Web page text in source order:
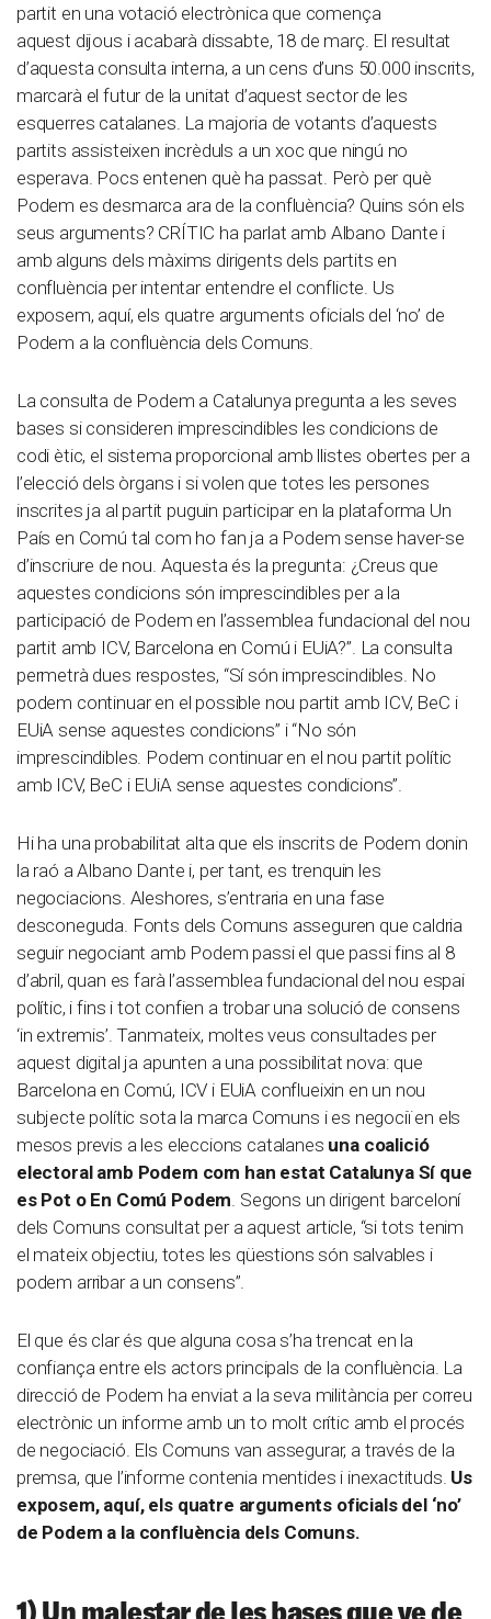
partit en una votació electrònica que comença
aquest dijous i acabarà dissabte, 18 de març. El resultat
d’aquesta consulta interna, a un cens d’uns 50.000 inscrits,
marcarà el futur de la unitat d’aquest sector de les
esquerres catalanes. La majoria de votants d’aquests
partits assisteixen incrèduls a un xoc que ningú no
esperava. Pocs entenen què ha passat. Però per què
Podem es desmarca ara de la confluència? Quins són els
seus arguments? CRÍTIC ha parlat amb Albano Dante i
amb alguns dels màxims dirigents dels partits en
confluència per intentar entendre el conflicte. Us
exposem, aquí, els quatre arguments oficials del ‘no’ de
Podem a la confluència dels Comuns.
La consulta de Podem a Catalunya pregunta a les seves
bases si consideren imprescindibles les condicions de
codi ètic, el sistema proporcional amb llistes obertes per a
l’elecció dels òrgans i si volen que totes les persones
inscrites ja al partit puguin participar en la plataforma Un
País en Comú tal com ho fan ja a Podem sense haver-se
d’inscriure de nou. Aquesta és la pregunta: ¿Creus que
aquestes condicions són imprescindibles per a la
participació de Podem en l’assemblea fundacional del nou
partit amb ICV, Barcelona en Comú i EUiA?”. La consulta
permetrà dues respostes, “Sí són imprescindibles. No
podem continuar en el possible nou partit amb ICV, BeC i
EUiA sense aquestes condicions” i “No són
imprescindibles. Podem continuar en el nou partit polític
amb ICV, BeC i EUiA sense aquestes condicions”.
Hi ha una probabilitat alta que els inscrits de Podem donin
la raó a Albano Dante i, per tant, es trenquin les
negociacions. Aleshores, s’entraria en una fase
desconeguda. Fonts dels Comuns asseguren que caldria
seguir negociant amb Podem passi el que passi fins al 8
d’abril, quan es farà l’assemblea fundacional del nou espai
polític, i fins i tot confien a trobar una solució de consens
‘in extremis’. Tanmateix, moltes veus consultades per
aquest digital ja apunten a una possibilitat nova: que
Barcelona en Comú, ICV i EUiA conflueixin en un nou
subjecte polític sota la marca Comuns i es negociï en els
mesos previs a les eleccions catalanes una coalició
electoral amb Podem com han estat Catalunya Sí que
es Pot o En Comú Podem . Segons un dirigent barceloní
dels Comuns consultat per a aquest article, “si tots tenim
el mateix objectiu, totes les qüestions són salvables i
podem arribar a un consens”.
El que és clar és que alguna cosa s’ha trencat en la
confiança entre els actors principals de la confluència. La
direcció de Podem ha enviat a la seva militància per correu
electrònic un informe amb un to molt crític amb el procés
de negociació. Els Comuns van assegurar, a través de la
premsa, que l’informe contenia mentides i inexactituds. Us
exposem, aquí, els quatre arguments oficials del ‘no’
de Podem a la confluència dels Comuns.
1) Un malestar de les bases que ve de